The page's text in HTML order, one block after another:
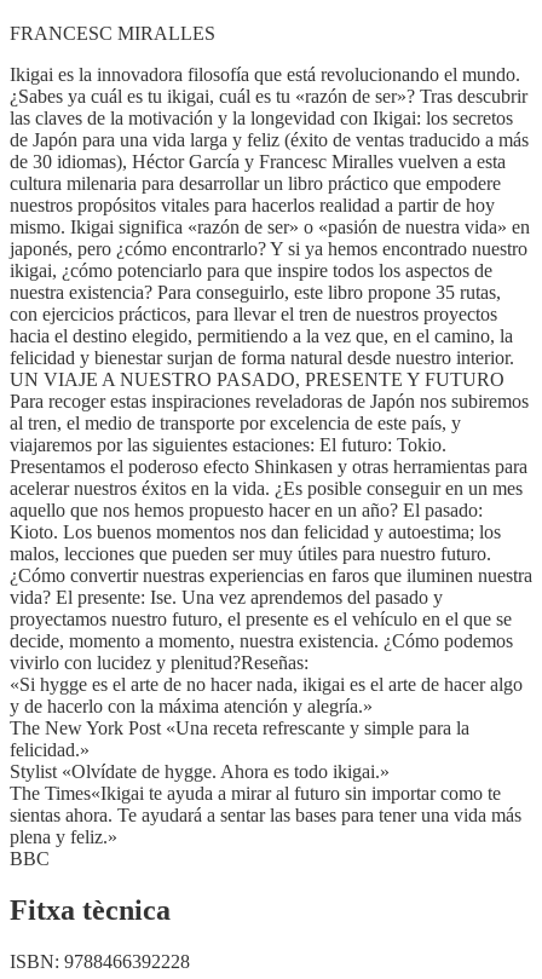
FRANCESC MIRALLES
Ikigai es la innovadora filosofía que está revolucionando el mundo.
¿Sabes ya cuál es tu ikigai, cuál es tu «razón de ser»? Tras descubrir
las claves de la motivación y la longevidad con Ikigai: los secretos
de Japón para una vida larga y feliz (éxito de ventas traducido a más
de 30 idiomas), Héctor García y Francesc Miralles vuelven a esta
cultura milenaria para desarrollar un libro práctico que empodere
nuestros propósitos vitales para hacerlos realidad a partir de hoy
mismo. Ikigai significa «razón de ser» o «pasión de nuestra vida» en
japonés, pero ¿cómo encontrarlo? Y si ya hemos encontrado nuestro
ikigai, ¿cómo potenciarlo para que inspire todos los aspectos de
nuestra existencia? Para conseguirlo, este libro propone 35 rutas,
con ejercicios prácticos, para llevar el tren de nuestros proyectos
hacia el destino elegido, permitiendo a la vez que, en el camino, la
felicidad y bienestar surjan de forma natural desde nuestro interior.
UN VIAJE A NUESTRO PASADO, PRESENTE Y FUTURO
Para recoger estas inspiraciones reveladoras de Japón nos subiremos
al tren, el medio de transporte por excelencia de este país, y
viajaremos por las siguientes estaciones: El futuro: Tokio.
Presentamos el poderoso efecto Shinkasen y otras herramientas para
acelerar nuestros éxitos en la vida. ¿Es posible conseguir en un mes
aquello que nos hemos propuesto hacer en un año? El pasado:
Kioto. Los buenos momentos nos dan felicidad y autoestima; los
malos, lecciones que pueden ser muy útiles para nuestro futuro.
¿Cómo convertir nuestras experiencias en faros que iluminen nuestra
vida? El presente: Ise. Una vez aprendemos del pasado y
proyectamos nuestro futuro, el presente es el vehículo en el que se
decide, momento a momento, nuestra existencia. ¿Cómo podemos
vivirlo con lucidez y plenitud?Reseñas:
«Si hygge es el arte de no hacer nada, ikigai es el arte de hacer algo
y de hacerlo con la máxima atención y alegría.»
The New York Post «Una receta refrescante y simple para la
felicidad.»
Stylist «Olvídate de hygge. Ahora es todo ikigai.»
The Times«Ikigai te ayuda a mirar al futuro sin importar como te
sientas ahora. Te ayudará a sentar las bases para tener una vida más
plena y feliz.»
BBC
Fitxa tècnica
ISBN: 9788466392228